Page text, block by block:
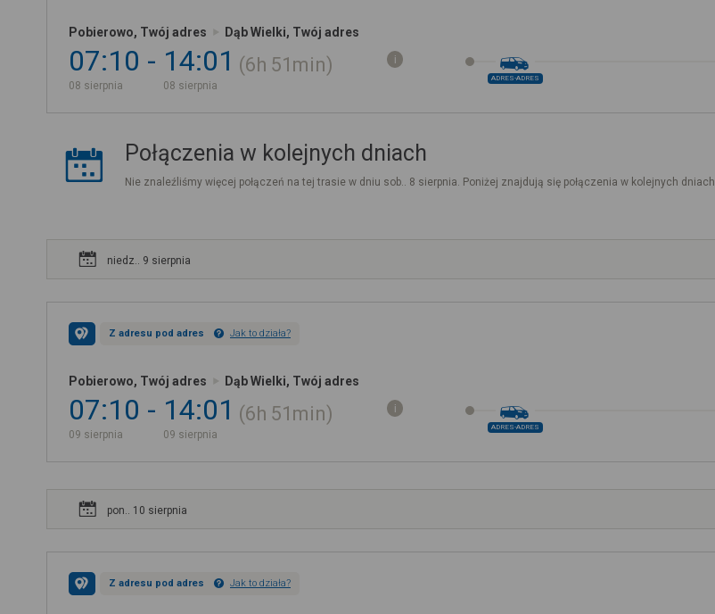
Pobierowo, Twój adres Dąb Wielki, Twój adres
07:10
08 sierpnia
14:01
08 sierpnia
6h 51min
ADRES-ADRES
Połączenia w kolejnych dniach
Nie znaleźliśmy więcej połączeń na tej trasie w dniu sob.. 8 sierpnia. Poniżej znajdują się połączenia w kolejnych dniach
niedz.. 9 sierpnia
Z adresu pod adres Jak to działa?
Pobierowo, Twój adres Dąb Wielki, Twój adres
07:10
09 sierpnia
14:01
09 sierpnia
6h 51min
ADRES-ADRES
pon.. 10 sierpnia
Z adresu pod adres Jak to działa?